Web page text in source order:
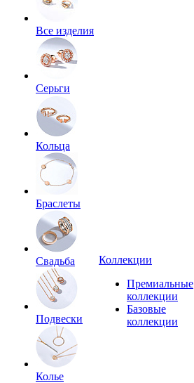
Все изделия
Серьги
Кольца
Браслеты
Свадьба
Подвески
Колье
Коллекции
Премиальные
коллекции
Базовые
коллекции